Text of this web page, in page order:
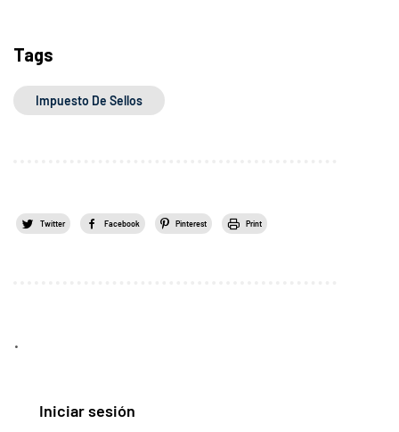
Tags
Impuesto De Sellos
Twitter Facebook Pinterest Print
.
Iniciar sesión